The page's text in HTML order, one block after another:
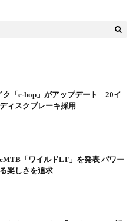
ク「e-hop」がアップデート 20イ
ィスクブレーキ採用
「ワイルドLT」を発表 パワー
楽しさを追求